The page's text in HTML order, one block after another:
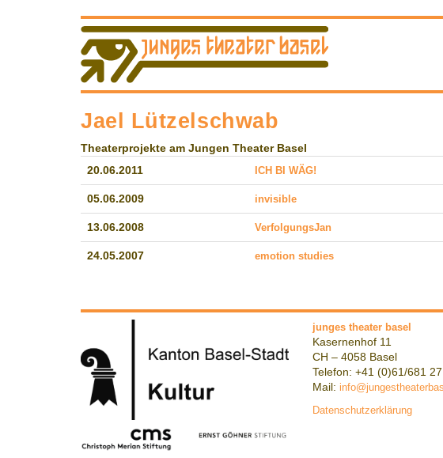
Jael Lützelschwab
Theaterprojekte am Jungen Theater Basel
20.06.2011 ICH BI WÄG!
05.06.2009 invisible
13.06.2008 VerfolgungsJan
24.05.2007 emotion studies
junges theater basel
Kasernenhof 11
CH – 4058 Basel
Telefon: +41 (0)61/681
Mail:
Datenschutzerklärung